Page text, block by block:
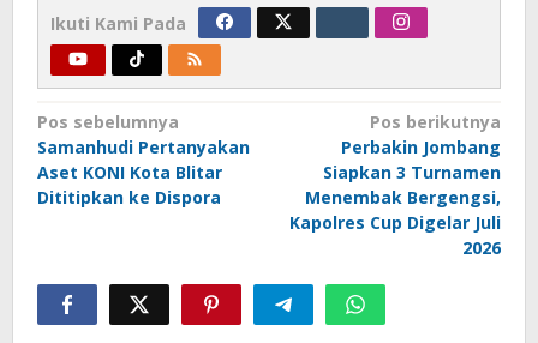
Ikuti Kami Pada
Navigasi
pos
Pos sebelumnya
Samanhudi Pertanyakan
Aset KONI Kota Blitar
Dititipkan ke Dispora
Pos berikutnya
Perbakin Jombang
Siapkan 3 Turnamen
Menembak Bergengsi,
Kapolres Cup Digelar Juli
2026